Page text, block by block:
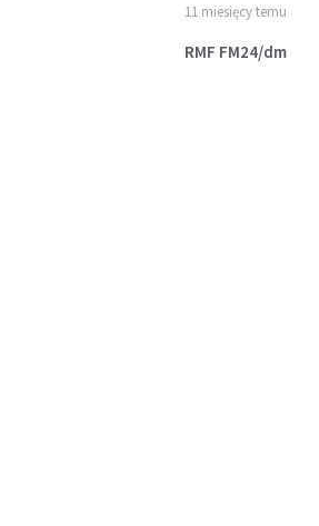
11 miesięcy temu
RMF FM24/dm